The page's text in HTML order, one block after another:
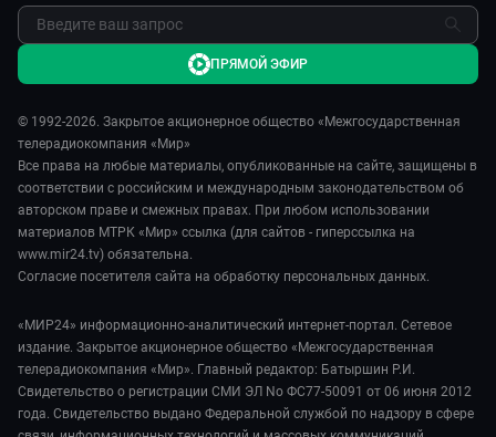
© 1992-2026. Закрытое акционерное общество «Межгосударственная
телерадиокомпания «Мир»
Все права на любые материалы, опубликованные на сайте, защищены в
соответствии с российским и международным законодательством об
авторском праве и смежных правах. При любом использовании
материалов МТРК «Мир» ссылка (для сайтов - гиперссылка на
www.mir24.tv) обязательна.
Согласие посетителя сайта на обработку персональных данных.
«МИР24» информационно-аналитический интернет-портал. Сетевое
издание. Закрытое акционерное общество «Межгосударственная
телерадиокомпания «Мир». Главный редактор: Батыршин Р.И.
Свидетельство о регистрации СМИ ЭЛ No ФС77-50091 от 06 июня 2012
года. Свидетельство выдано Федеральной службой по надзору в сфере
ПРЯМОЙ ЭФИР